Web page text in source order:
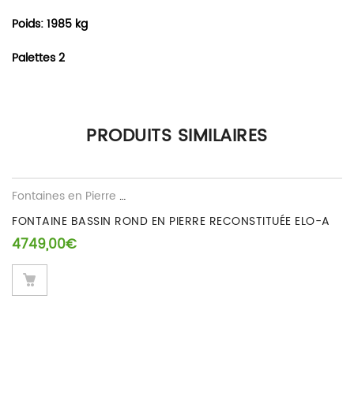
Poids: 1985 kg
Palettes 2
possibilité de laisser un avis.
PRODUITS SIMILAIRES
Fontaines en Pierre Reconstituee
FONTAINE BASSIN ROND EN PIERRE RECONSTITUÉE ELO-A
4749,00€